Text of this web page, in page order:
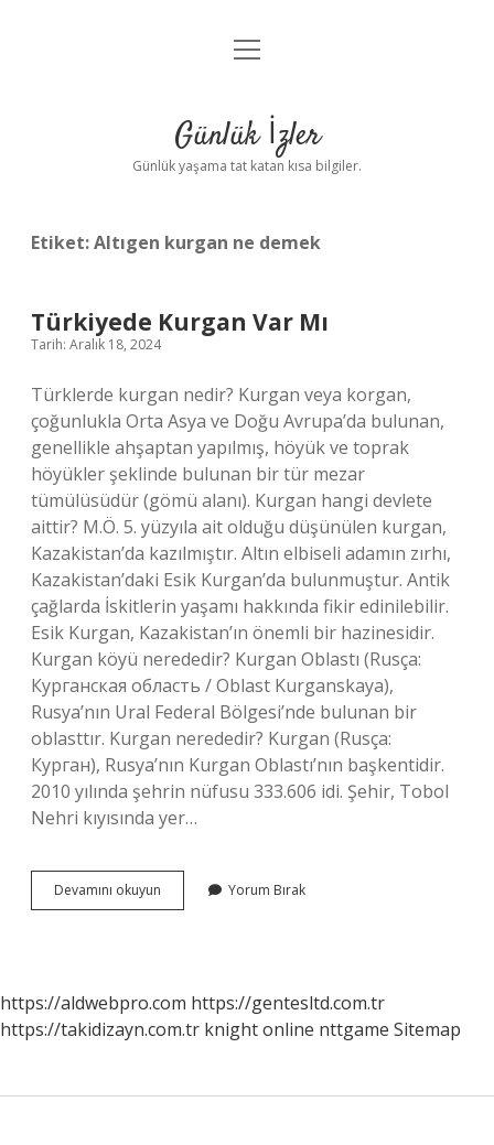
Anasayfa
Yasal Uyarı
menüyü
Günlük İzler
Günlük yaşama tat katan kısa bilgiler.
Etiket:Altıgen kurgan ne demek
Türkiyede Kurgan Var Mı
Tarih: Aralık 18, 2024
Türklerde kurgan nedir? Kurgan veya korgan,
çoğunlukla Orta Asya ve Doğu Avrupa’da bulunan,
genellikle ahşaptan yapılmış, höyük ve toprak
höyükler şeklinde bulunan bir tür mezar
tümülüsüdür (gömü alanı). Kurgan hangi devlete
aittir? M.Ö. 5. yüzyıla ait olduğu düşünülen kurgan,
Kazakistan’da kazılmıştır. Altın elbiseli adamın zırhı,
Kazakistan’daki Esik Kurgan’da bulunmuştur. Antik
çağlarda İskitlerin yaşamı hakkında fikir edinilebilir.
Esik Kurgan, Kazakistan’ın önemli bir hazinesidir.
Kurgan köyü nerededir? Kurgan Oblastı (Rusça:
Курганская область / Oblast Kurganskaya),
Rusya’nın Ural Federal Bölgesi’nde bulunan bir
oblasttır. Kurgan nerededir? Kurgan (Rusça:
Курган), Rusya’nın Kurgan Oblastı’nın başkentidir.
2010 yılında şehrin nüfusu 333.606 idi. Şehir, Tobol
Nehri kıyısında yer…
Devamını okuyun Türkiyede
Kurgan
Yorum Bırak
https://aldwebpro.com https://gentesltd.com.tr
https://takidizayn.com.tr knight online nttgame Sitemap